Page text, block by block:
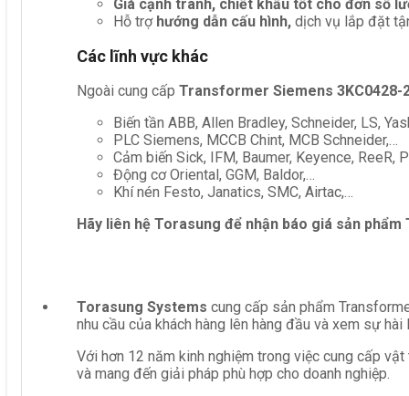
Giá cạnh tranh, chiết khấu tốt cho đơn số
Hỗ trợ hướng dẫn cấu hình, dịch vụ lắp đặt
Các lĩnh vực khác
Ngoài cung cấp Transformer Siemens 3KC0428-
Biến tần ABB, Allen Bradley, Schneider, LS,
PLC Siemens, MCCB Chint, MCB Schneider,…
Cảm biến Sick, IFM, Baumer, Keyence, ReeR,
Động cơ Oriental, GGM, Baldor,…
Khí nén Festo, Janatics, SMC, Airtac,…
Hãy liên hệ Torasung để nhận báo giá sản phẩm
Torasung Systems cung cấp sản phẩm
nhu cầu của khách hàng lên hàng đầu và xem sự
Với hơn 12 năm kinh nghiệm trong việc cung cấp
và mang đến giải pháp phù hợp cho doanh nghiệp.